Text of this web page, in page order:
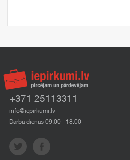
+371 25113311
info@iepirkumi.lv
Darba dienās 09:00 - 18:00